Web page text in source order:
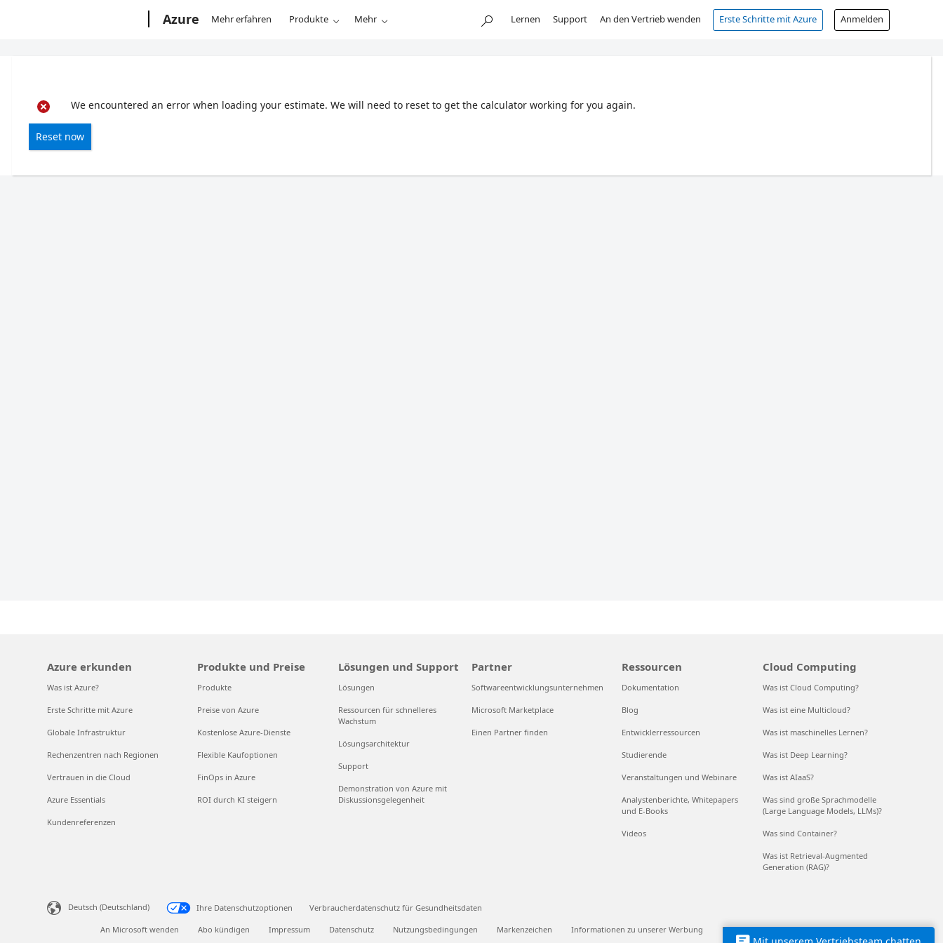
Azure Mehr erfahren Produkte Mehr Lernen Support An den Vertrieb wenden Erste Schritte mit Azure Anmelden
We encountered an error when loading your estimate. We will need to reset to get the calculator working for you again.
Reset now
Azure erkunden
Was ist Azure?
Erste Schritte mit Azure
Globale Infrastruktur
Rechenzentren nach Regionen
Vertrauen in die Cloud
Azure Essentials
Kundenreferenzen
Produkte und Preise
Produkte
Preise von Azure
Kostenlose Azure-Dienste
Flexible Kaufoptionen
FinOps in Azure
ROI durch KI steigern
Lösungen und Support
Lösungen
Ressourcen für schnelleres
Wachstum
Lösungsarchitektur
Support
Demonstration von Azure mit
Diskussionsgelegenheit
Partner
Softwareentwicklungsunternehmen
Microsoft Marketplace
Einen Partner finden
Ressourcen
Dokumentation
Blog
Entwicklerressourcen
Studierende
Veranstaltungen und Webinare
Analystenberichte, Whitepapers
und E-Books
Videos
Cloud Computing
Was ist Cloud Computing?
Was ist eine Multicloud?
Was ist maschinelles Lernen?
Was ist Deep Learning?
Was ist AIaaS?
Was sind große Sprachmodelle
(Large Language Models, LLMs)?
Was sind Container?
Was ist Retrieval-Augmented
Generation (RAG)?
Deutsch (Deutschland) Ihre Datenschutzoptionen Verbraucherdatenschutz für Gesundheitsdaten
An Microsoft wenden Abo kündigen Impressum Datenschutz Nutzungsbedingungen Markenzeichen Informationen zu unserer Werbung EU Compliance DoCs © Microsoft 2026